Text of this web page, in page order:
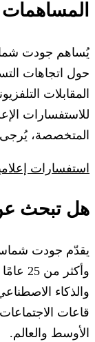
المساهمات
يُساهم جودت
حول اتجاهات
المقابلات
للاستفسارات
المتخصصة،
استفسارات
هل تبحث
والذكاء
قاعات
الأوسط والعالم.